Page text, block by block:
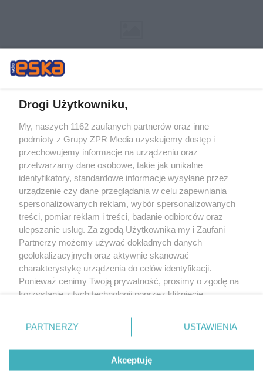
Żaden utwór zamieszczony w serwisie nie może być powielany i
rozpowszechniany lub dalej rozpowszechniany w jakikolwiek sposób (w
tym także elektroniczny lub mechaniczny) na jakimkolwiek polu
eksploatacji w jakiejkolwiek formie, włącznie z umieszczaniem w Internecie
bez pisemnej zgody właściciela praw. Jakiekolwiek użycie lub
wykorzystanie utworów w całości lub w części z naruszeniem prawa, tzn.
bez właściwej zgody, jest zabronione pod groźbą kary i może być ścigane
prawnie.
O nas
Drogi Użytkowniku,
My, naszych 1162 zaufanych partnerów oraz inne
podmioty z Grupy ZPR Media uzyskujemy dostęp i
przechowujemy informacje na urządzeniu oraz
przetwarzamy dane osobowe, takie jak unikalne
identyfikatory, standardowe informacje wysyłane przez
urządzenie czy dane przeglądania w celu zapewniania
spersonalizowanych reklam, wybór spersonalizowanych
treści, pomiar reklam i treści, badanie odbiorców oraz
ulepszanie usług. Za zgodą Użytkownika my i Zaufani
Partnerzy możemy używać dokładnych danych
geolokalizacyjnych oraz aktywnie skanować
charakterystykę urządzenia do celów identyfikacji.
Ponieważ cenimy Twoją prywatność, prosimy o zgodę na
korzystanie z tych technologii poprzez kliknięcie
zmienić/wycofać klikając przycisk ustawień prywatności
znajdujący się w lewym dolnym rogu strony
rodzaje przetwarzania danych nie wymagają zgody
użytkownika, ale masz prawo sprzeciwić się takiemu
przetwarzaniu. Preferencje będą miały zastosowanie tylko
PARTNERZY USTAWIENIA
Akceptuję